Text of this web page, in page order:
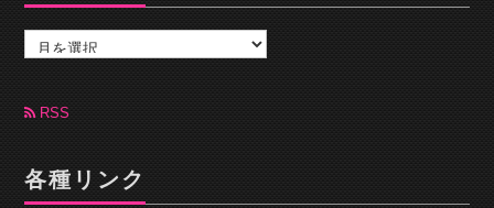
カ
ブ RSS
各種リンク